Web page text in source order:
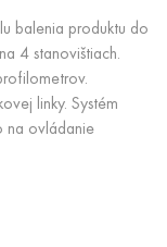
balenia produktu do
4 stanovištiach.
linky. Systém
na ovládanie